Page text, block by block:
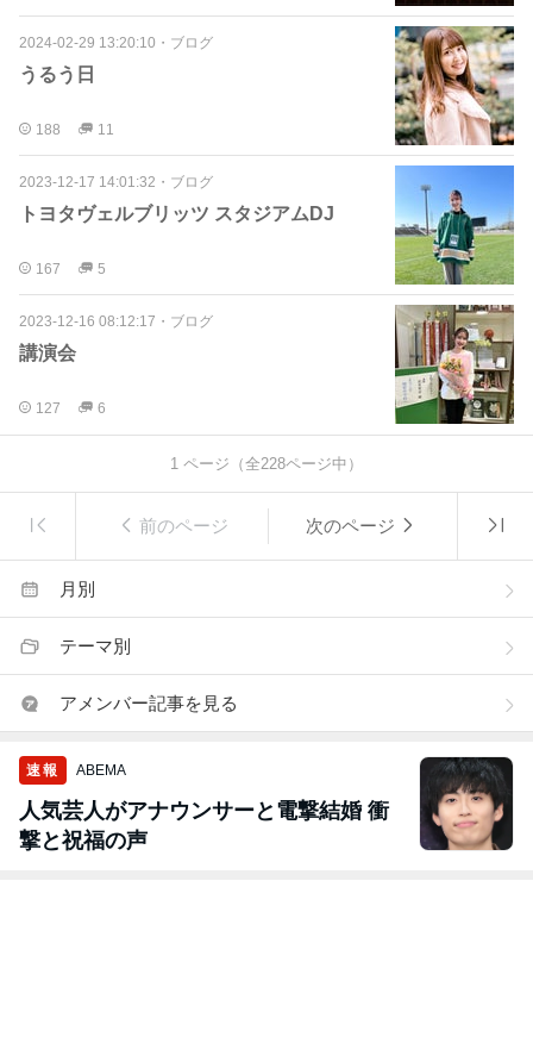
2024-02-29 13:20:10 ・ ブログ
うるう日
188 11
2023-12-17 14:01:32 ・ ブログ
トヨタヴェルブリッツ スタジアムDJ
167 5
2023-12-16 08:12:17 ・ ブログ
講演会
127 6
1 ページ（全228ページ中）
前のページ 次のページ
月別
テーマ別
アメンバー記事を見る
速報 ABEMA
人気芸人がアナウンサーと電撃結婚 衝
撃と祝福の声